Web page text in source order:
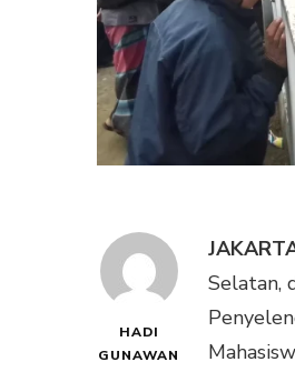
HADI
GUNAWAN
Selatan,